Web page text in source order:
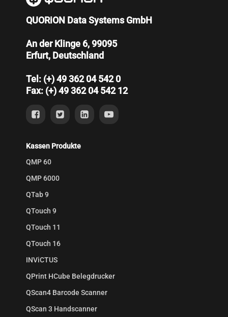
QUORiON Data Systems GmbH
An der Klinge 6, 99095
Erfurt, Deutschland
Tel: (+) 49 362 04 542 0
Fax: (+) 49 362 04 542 12
Kassen Produkte
QMP 60
QMP 6000
QTab 9
QTouch 9
QTouch 11
QTouch 16
INViCTUS
QPrint HCube Belegdrucker
QScan4 Barcode Scanner
QScan 3 Handscanner